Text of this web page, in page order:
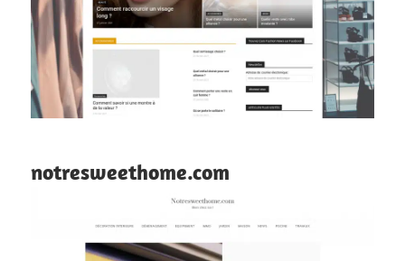
notresweethome.com